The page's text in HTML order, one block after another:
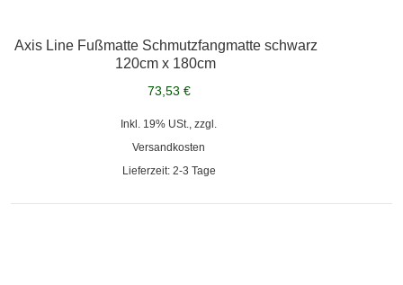
Axis Line Fußmatte Schmutzfangmatte schwarz
120cm x 180cm
73,53 €
Inkl. 19% USt., zzgl.
Versandkosten
Lieferzeit: 2-3 Tage